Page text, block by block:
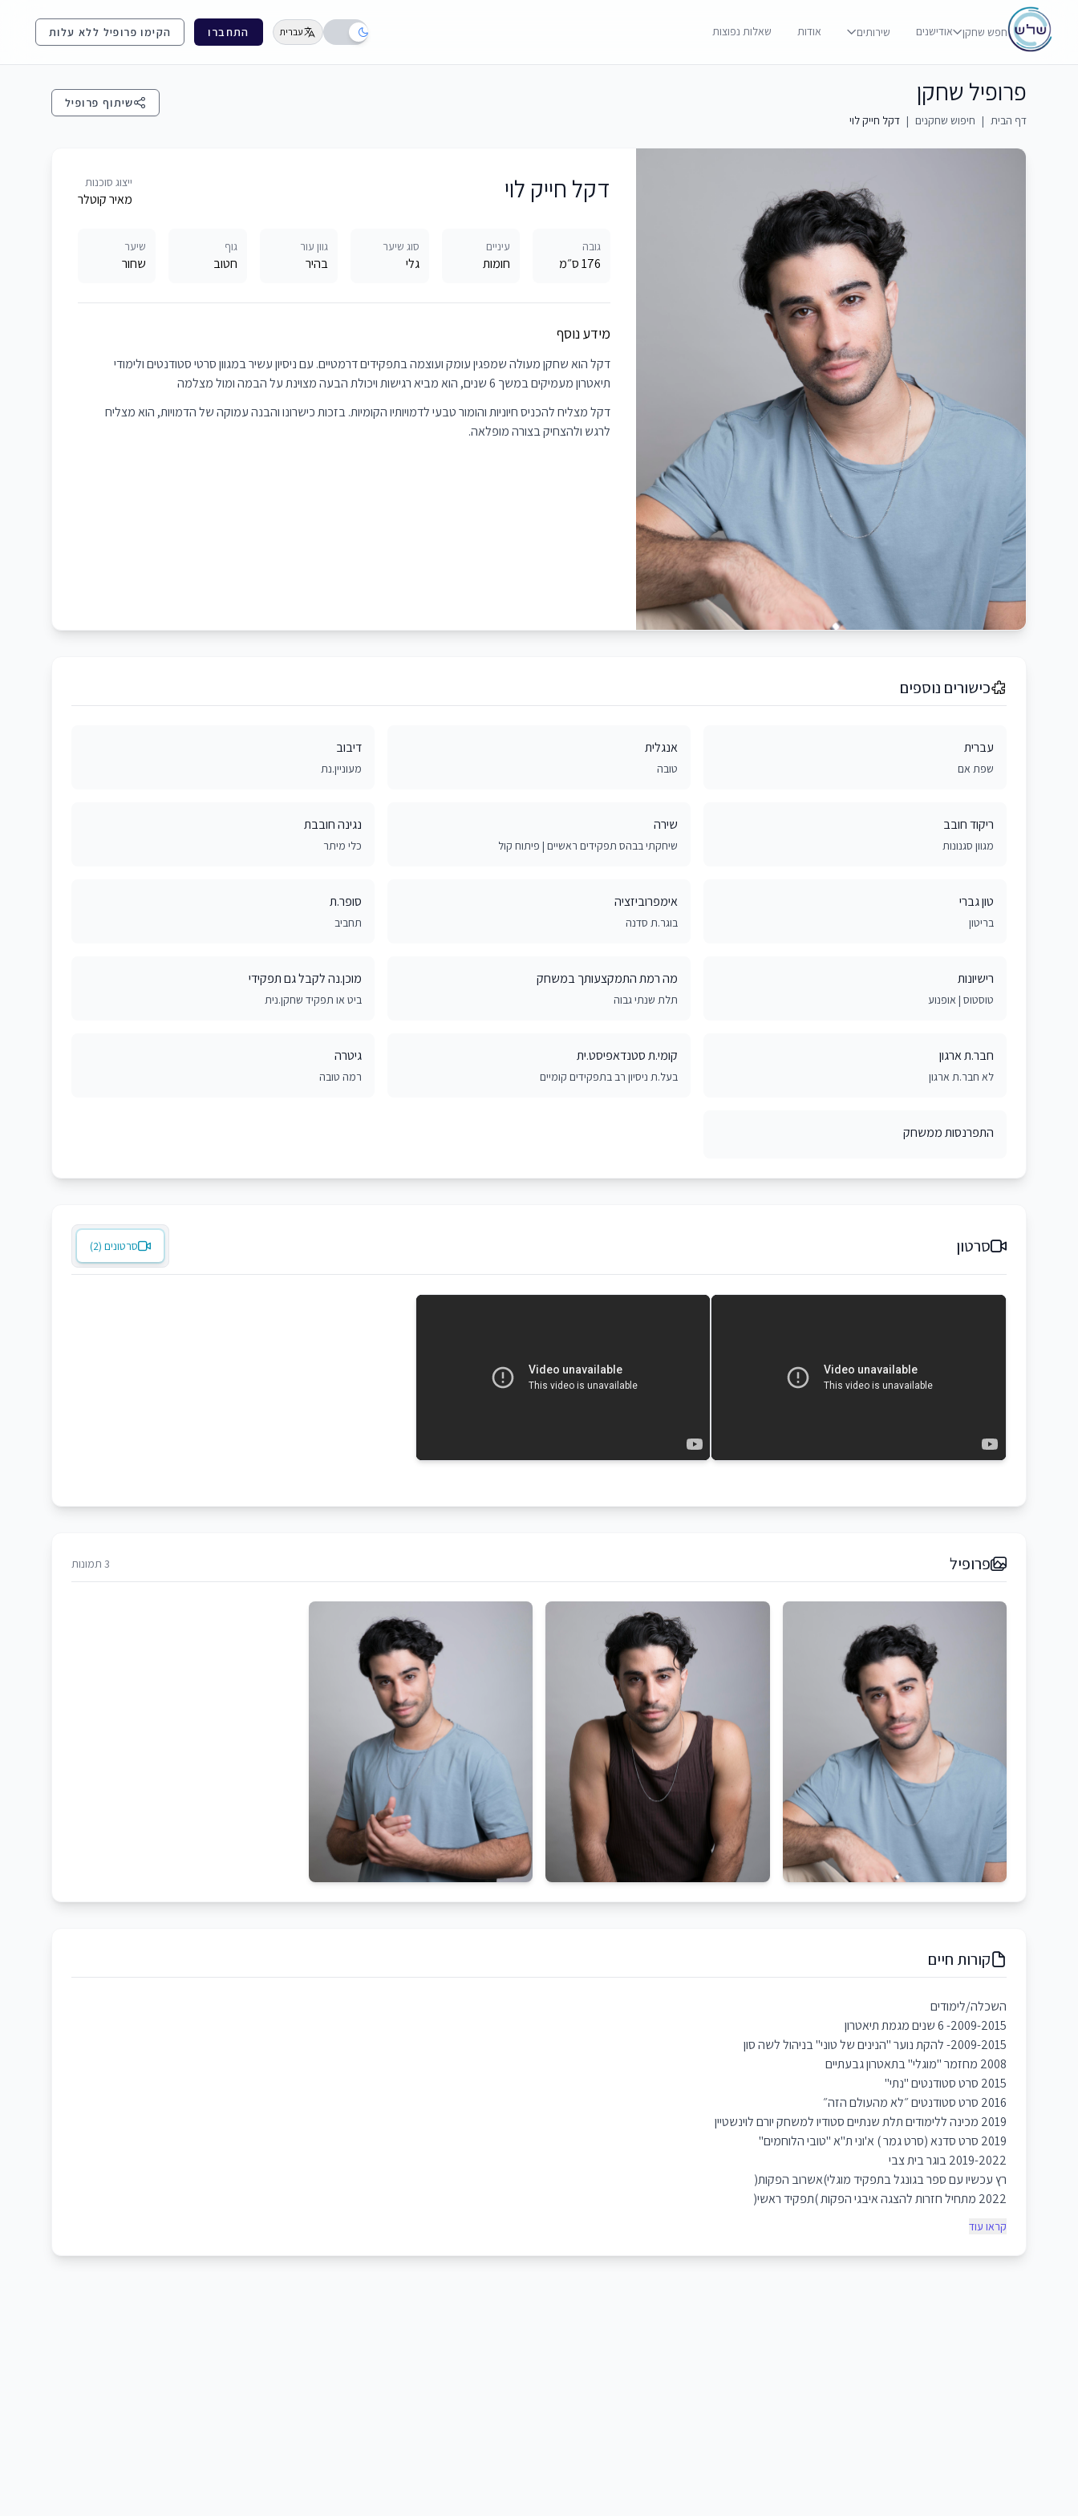
חפש שחקן אודישנים שירותים אודות שאלות נפוצות עברית התחברו הקימו פרופיל ללא עלות
פרופיל שחקן
דף הבית | חיפוש שחקנים | דקל חייק לוי
שיתוף פרופיל
דקל חייק לוי ייצוג סוכנות
מאיר קוטלר
גובה
176 ס״מ
עיניים
חומות
סוג שיער
גלי
גוון עור
בהיר
גוף
חטוב
שיער
שחור
מידע נוסף
דקל הוא שחקן מעולה שמפגין עומק ועוצמה בתפקידים דרמטיים. עם ניסיון עשיר במגוון סרטי סטודנטים ולימודי
תיאטרון מעמיקים במשך 6 שנים, הוא מביא רגישות ויכולת הבעה מצוינת על הבמה ומול מצלמה
דקל מצליח להכניס חיוניות והומור טבעי לדמויותיו הקומיות. בזכות כישרונו והבנה עמוקה של הדמויות, הוא מצליח
לרגש ולהצחיק בצורה מופלאה.
כישורים נוספים
עברית
שפת אם
אנגלית
טובה
דיבוב
מעוניין.נת
ריקוד חובב
מגוון סגנונות
שירה
שיחקתי בבהס תפקידים ראשיים | פיתוח קול
נגינה חובבת
כלי מיתר
טון גברי
בריטון
אימפרוביזציה
בוגר.ת סדנה
סופר.ת
תחביב
רישיונות
טוסטוס | אופנוע
מה רמת התמקצעותך במשחק
תלת שנתי גבוה
מוכן.נה לקבל גם תפקידי
ביט או תפקיד שחקן.נית
חבר.ת ארגון
לא חבר.ת ארגון
קומי.ת סטנדאפיסט.ית
בעל.ת ניסיון רב בתפקידים קומיים
גיטרה
רמה טובה
התפרנסות ממשחק
סרטון סרטונים (2)
פרופיל 3 תמונות
קורות חיים
השכלה/לימודים
2009-2015- 6 שנים מגמת תיאטרון
2009-2015- להקת נוער "הנינים של טוני" בניהול לשה סון
2008 מחזמר "מוגלי" בתאטרון גבעתיים
2015 סרט סטודנטים "נתי"
2016 סרט סטודנטים ״לא מהעולם הזה״
2019 מכינה ללימודים תלת שנתיים סטודיו למשחק יורם לוינשטיין
2019 סרט סדנא (סרט גמר ) א'וני ת"א "טובי הלוחמים"
2019-2022 בוגר בית צבי
רץ עכשיו עם ספר בגונגל בתפקיד מוגלי)אשרוב הפקות(
2022 מתחיל חזרות להצגה איבגי הפקות )תפקיד ראשי(
קראו עוד